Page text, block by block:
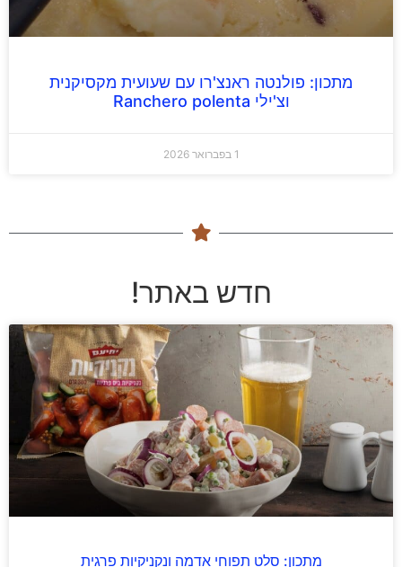
מתכון: פולנטה ראנצ'רו עם שעועית מקסיקנית
וצ'ילי Ranchero polenta
חדש באתר!
מתכון: סלט תפוחי אדמה ונקניקיות פרגית